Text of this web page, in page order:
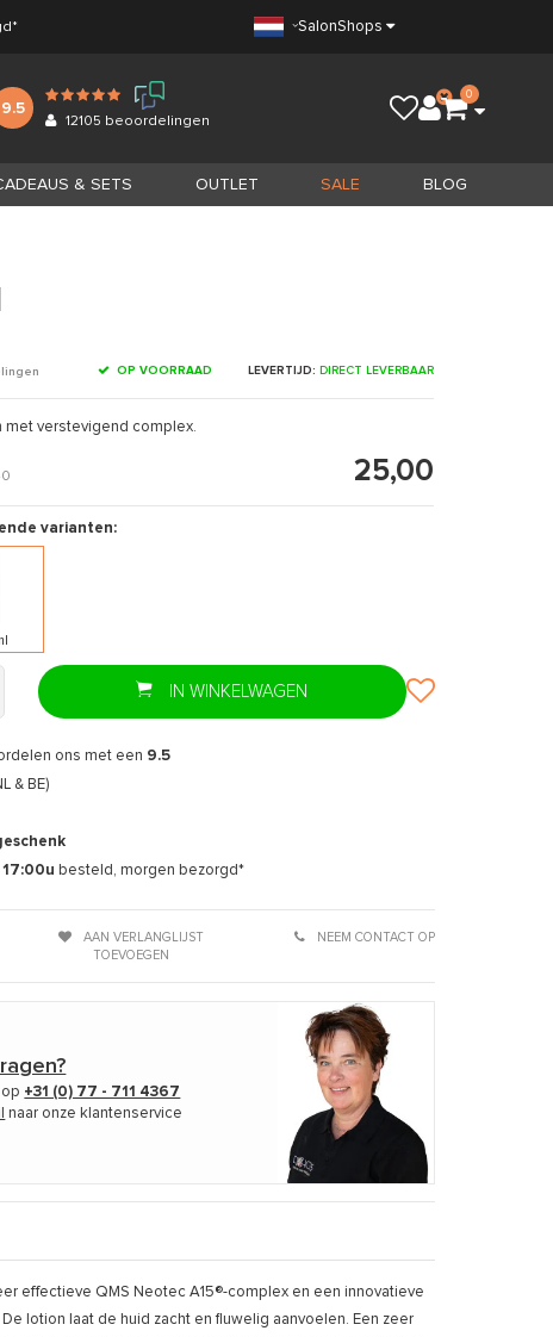
SalonShops
9.5
12105 beoordelingen
0
& SETS OUTLET SALE BLOG
OP VOORRAAD LEVERTIJD: DIRECT LEVERBAAR
verstevigend complex.
25,00
varianten:
IN WINKELWAGEN
ons met een 9.5
& BE)
17:00u besteld, morgen bezorgd*
AAN VERLANGLIJST
TOEVOEGEN
NEEM CONTACT OP
+31 (0) 77 - 711 4367
naar onze klantenservice
effectieve QMS Neotec A15®-complex en een innovatieve
lotion laat de huid zacht en fluwelig aanvoelen. Een zeer